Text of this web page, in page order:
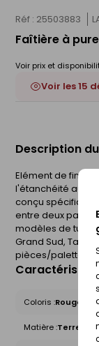
Réf : 25503883
Faîtière à
Voir prix et
Voir les 15
Description
Elément de
l'étanchéité au
conçu
entre deux pans
modèles de
Grand Sud,
pièces/palette.
Coloris :Rouge et
Matière :Terre